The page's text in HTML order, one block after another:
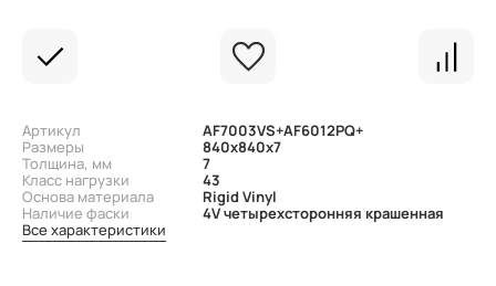
Артикул
AF7003VS+AF6012PQ+
Размеры
840x840x7
Толщина, мм
7
Класс нагрузки
43
Основа материала
Rigid Vinyl
Наличие фаски
4V четырехсторонняя крашенная
Все характеристики